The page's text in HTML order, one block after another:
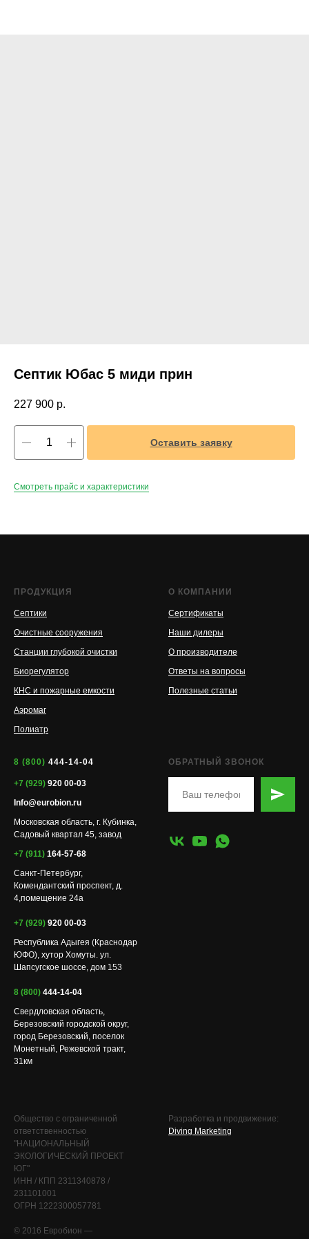
Септик Юбас 5 миди прин
227 900 р.
Оставить заявку
Смотреть прайс и характеристики
ПРОДУКЦИЯ
Септики
Очистные сооружения
Станции глубокой очистки
Биорегулятор
КНС и пожарные емкости
Аэромаг
Полиатр
О КОМПАНИИ
Сертификаты
Наши дилеры
О производителе
Ответы на вопросы
Полезные статьи
8 (800) 444-14-04
+7 (929) 920 00-03
Info@eurobion.ru
Московская область, г. Кубинка,
Садовый квартал 45, завод
+7 (911) 164-57-68
Санкт-Петербург,
Комендантский проспект, д.
4,помещение 24а
+7 (929) 920 00-03
Республика Адыгея (Краснодар
ЮФО), хутор Хомуты. ул.
Шапсугское шоссе, дом 153
8 (800) 444-14-04
Свердловская область,
Березовский городской округ,
город Березовский, поселок
Монетный, Режевской тракт,
31км
ОБРАТНЫЙ ЗВОНОК
Общество с ограниченной
ответственностью
"НАЦИОНАЛЬНЫЙ
ЭКОЛОГИЧЕСКИЙ ПРОЕКТ
ЮГ"
ИНН / КПП 2311340878 /
231101001
ОГРН 1222300057781
© 2016 Евробион —
Разработка и продвижение:
Diving Marketing